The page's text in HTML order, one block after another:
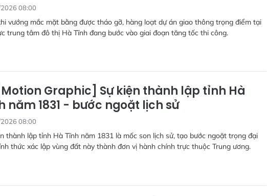
08:00
vướng mắc mặt bằng được tháo gỡ, hàng loạt dự án giao thông trọng điểm tại
trung tâm đô thị Hà Tĩnh đang bước vào giai đoạn tăng tốc thi công.
Graphic] Sự kiện thành lập tỉnh Hà
năm 1831 - bước ngoặt lịch sử
08:00
thành lập tỉnh Hà Tĩnh năm 1831 là mốc son lịch sử, tạo bước ngoặt trọng đại
thức xác lập vùng đất này thành đơn vị hành chính trực thuộc Trung ương.